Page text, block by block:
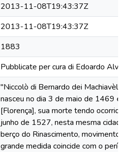
2013-11-08T19:43:37Z
2013-11-08T19:43:37Z
1883
Pubblicate per cura di Edoardo
"Niccolò di Bernardo dei
nasceu no dia 3 de maio de 1469
[Florença], sua morte tendo
junho de 1527, nesta mesma
berço do Rinascimento, movimento
grande medida coincide com o